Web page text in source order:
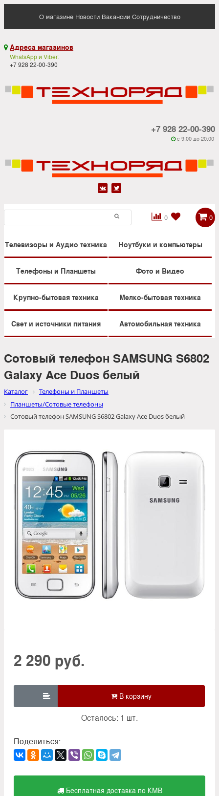
О магазине Новости Вакансии Сотрудничество
 Адреса магазинов
WhatsApp и Viber:
+7 928 22-00-390
+7 928 22-00-390
 c 9:00 до 20:00
 
0

 0
Телевизоры и Аудио техника Ноутбуки и компьютеры
Телефоны и Планшеты Фото и Видео
Крупно-бытовая техника Мелко-бытовая техника
Свет и источники питания Автомобильная техника
Сотовый телефон SAMSUNG S6802
Galaxy Ace Duos белый
Каталог
Телефоны и Планшеты
Планшеты/Сотовые телефоны
Сотовый телефон SAMSUNG S6802 Galaxy Ace Duos белый
2 290 руб.

Осталось: 1 шт.
Поделиться:
Бесплатная доставка по КМВ